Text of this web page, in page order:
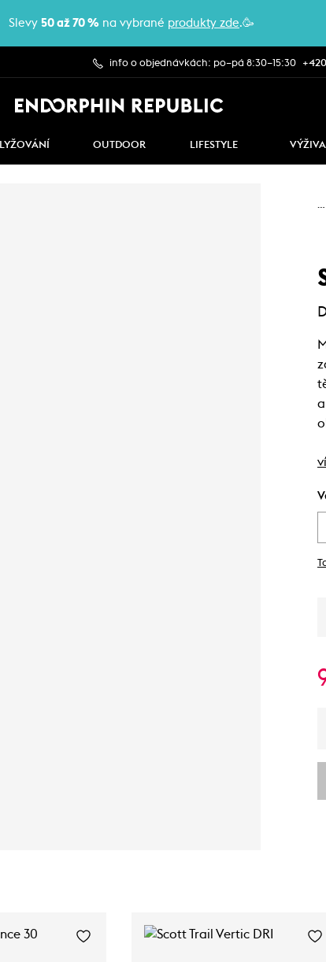
Slevy 50 až 70 % na vybrané produkty zde.🥳
info o objednávkách: po–pá 8:30–15:30
LYŽOVÁNÍ OUTDOOR LIFESTYLE VÝŽIVA
…